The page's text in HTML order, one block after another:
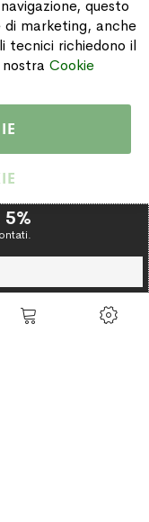
rights reserved. P. IVA
Policy
questo
marketing, anche
tecnici richiedono il
Cookie
5%